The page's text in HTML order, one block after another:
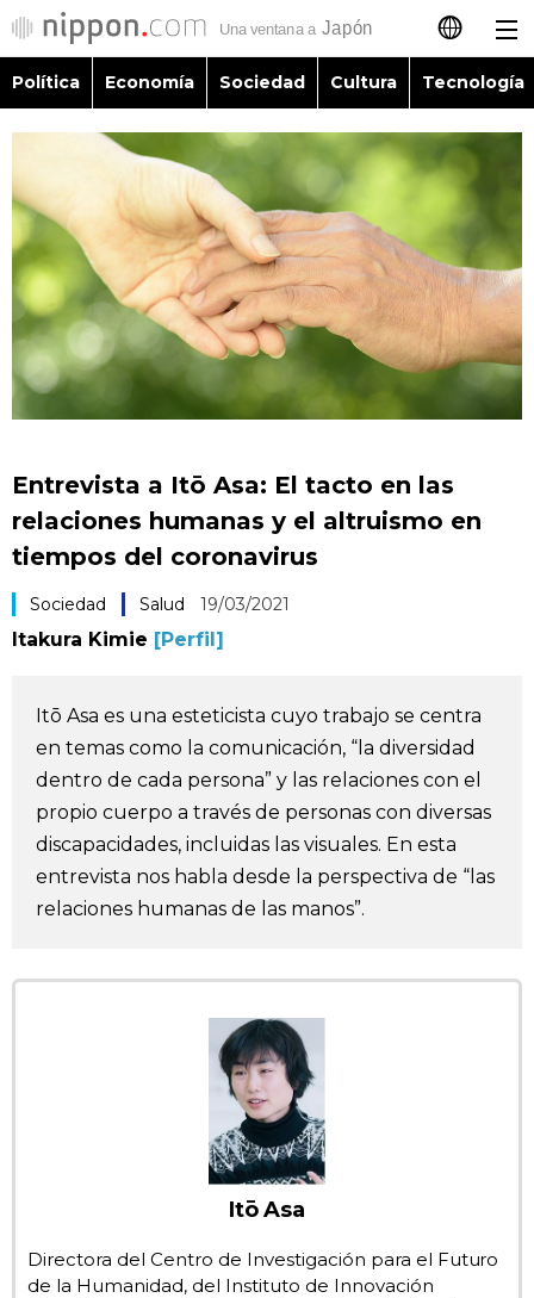
日本語
English
繁體字
Français
العربية
Política
Economía
Sociedad
Tecnología
Vida
Guía de Japón
Vídeos e imágenes
En profundidad
Más
Noticias
Datos de Japón
Fragmentos de Japón
Tokio
official SNS
Política Economía Sociedad Cultura Tecnología
Entrevista a Itō Asa: El tacto en las
relaciones humanas y el altruismo en
tiempos del coronavirus
Sociedad Salud 19/03/2021
Itakura Kimie [Perfil]
Itō Asa es una esteticista cuyo trabajo se centra
en temas como la comunicación, “la diversidad
dentro de cada persona” y las relaciones con el
propio cuerpo a través de personas con diversas
discapacidades, incluidas las visuales. En esta
entrevista nos habla desde la perspectiva de “las
relaciones humanas de las manos”.
Itō Asa
Directora del Centro de Investigación para el Futuro
de la Humanidad, del Instituto de Innovación